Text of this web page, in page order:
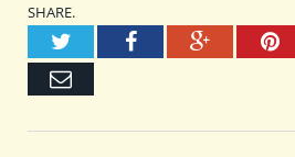
SHARE.
TwitterFacebookGoogle+
Email